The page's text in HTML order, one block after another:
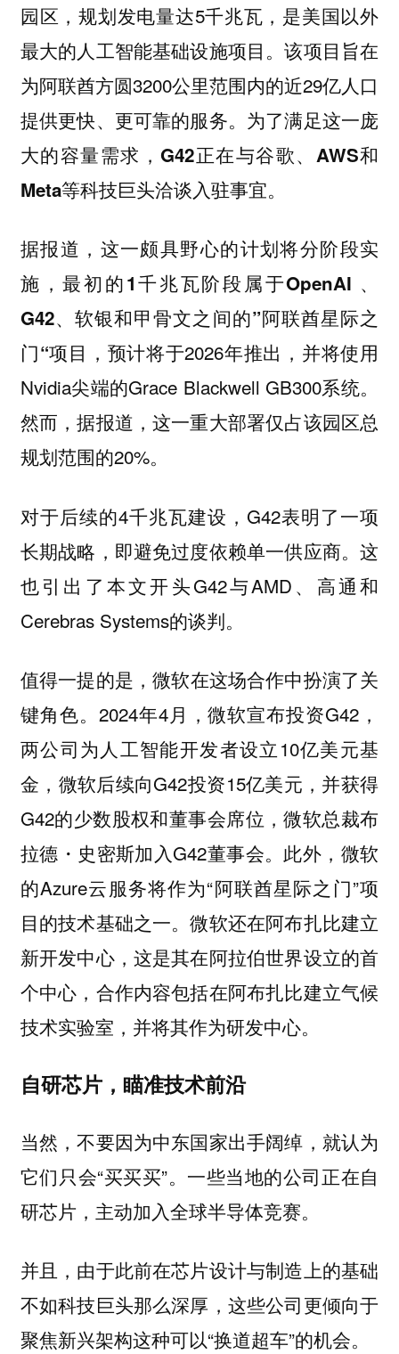
园区，规划发电量达5千兆瓦，是美国以外
最大的人工智能基础设施项目。该项目旨在
为阿联酋方圆3200公里范围内的近29亿人口
提供更快、更可靠的服务。为了满足这一庞
大的容量需求，G42正在与谷歌、AWS和
Meta等科技巨头洽谈入驻事宜。
据报道，这一颇具野心的计划将分阶段实
施，最初的1千兆瓦阶段属于OpenAI 、
G42、软银和甲骨文之间的”阿联酋星际之
门“项目 ，预计将于2026年推出，并将使用
Nvidia尖端的Grace Blackwell GB300系统。
然而，据报道，这一重大部署仅占该园区总
规划范围的20%。
对于后续的4千兆瓦建设，G42表明了一项
长期战略，即避免过度依赖单一供应商。这
也引出了本文开头G42与AMD、高通和
Cerebras Systems的谈判。
值得一提的是，微软在这场合作中扮演了关
键角色。 2024年4月，微软宣布投资G42，
两公司为人工智能开发者设立10亿美元基
金，微软后续向G42投资15亿美元，并获得
G42的少数股权和董事会席位，微软总裁布
拉德・史密斯加入G42董事会。此外，微软
的Azure云服务将作为“阿联酋星际之门”项
目的技术基础之一。微软还在阿布扎比建立
新开发中心，这是其在阿拉伯世界设立的首
个中心，合作内容包括在阿布扎比建立气候
技术实验室，并将其作为研发中心。
自研芯片，瞄准技术前沿
当然，不要因为中东国家出手阔绰，就认为
它们只会“买买买”。一些当地的公司正在自
研芯片，主动加入全球半导体竞赛。
并且，由于此前在芯片设计与制造上的基础
不如科技巨头那么深厚，这些公司更倾向于
聚焦新兴架构这种可以“换道超车”的机会。